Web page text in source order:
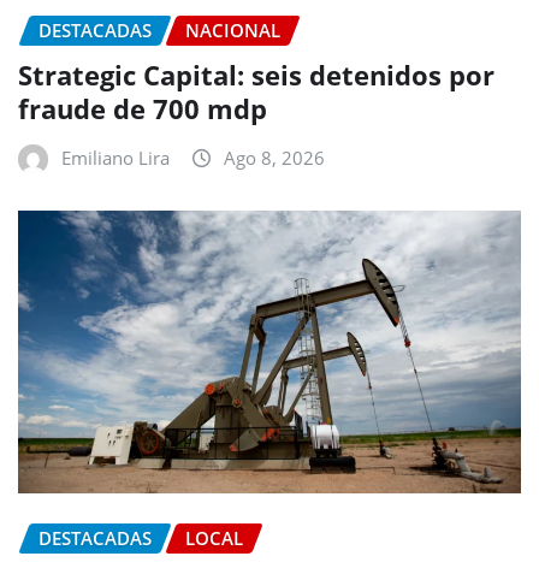
DESTACADAS NACIONAL
Strategic Capital: seis detenidos por
fraude de 700 mdp
Emiliano Lira Ago 8, 2026
DESTACADAS LOCAL